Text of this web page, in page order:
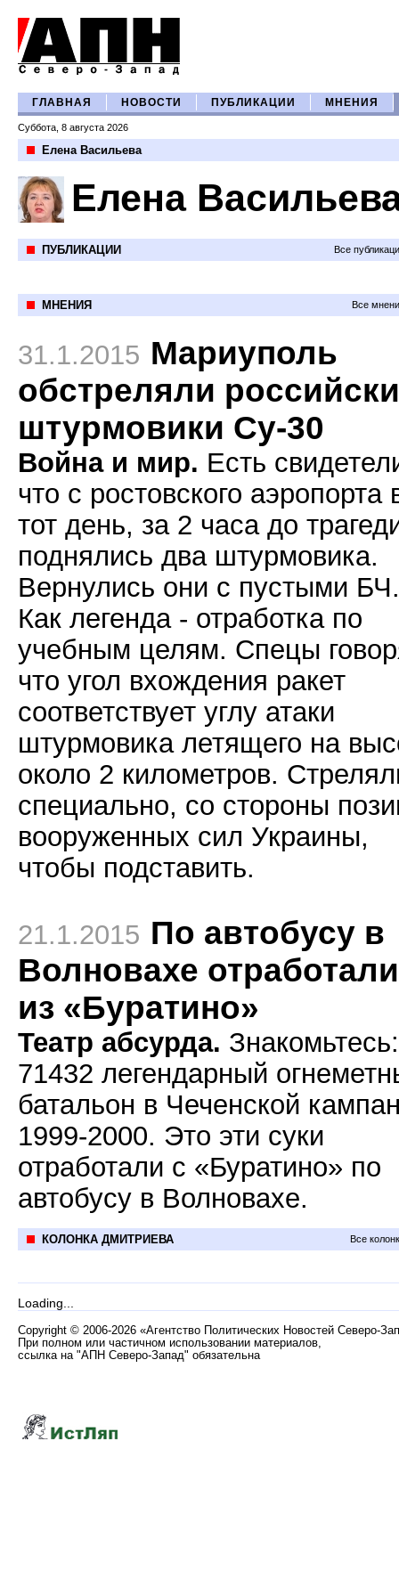
ГЛАВНАЯ НОВОСТИ ПУБЛИКАЦИИ МНЕНИЯ
Суббота, 8 августа 2026
Елена Васильева
Елена
ПУБЛИКАЦИИ Все
МНЕНИЯ Все
31.1.2015 Мариуполь
обстреляли
штурмовики Су-30
Война и мир. Есть
что с ростовского аэропорта
тот день, за 2 часа до
поднялись два штурмовика.
Вернулись они с пустыми БЧ.
Как легенда - отработка по
учебным целям. Спецы
что угол вхождения ракет
соответствует углу атаки
штурмовика летящего на
около 2 километров.
специально, со стороны
вооруженных сил Украины,
чтобы подставить.
21.1.2015 По автобусу в
Волновахе отработали
из «Буратино»
Театр абсурда.
71432 легендарный
батальон в Чеченской
1999-2000. Это эти суки
отработали с «Буратино» по
автобусу в Волновахе.
КОЛОНКА ДМИТРИЕВА Все
Loading...
Copyright © 2006-2026 «Агентство Политических Новостей Северо-
При полном или частичном использовании материалов,
ссылка на "АПН Северо-Запад" обязательна